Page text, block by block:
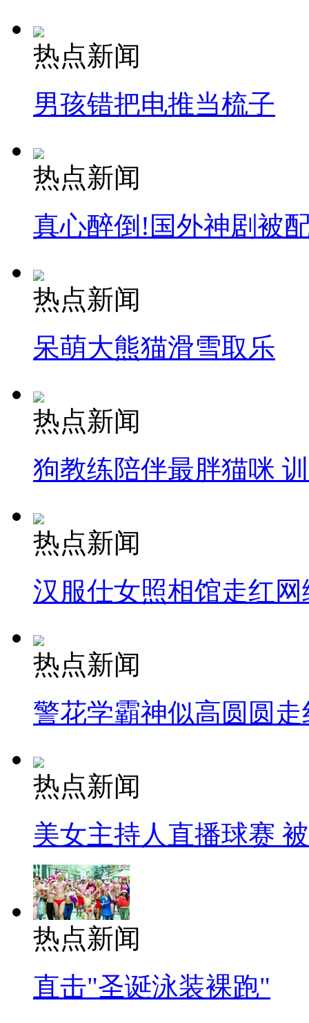
热点新闻
男孩错把电推当梳子
热点新闻
真心醉倒!国外神剧被
热点新闻
呆萌大熊猫滑雪取乐
热点新闻
狗教练陪伴最胖猫咪
热点新闻
汉服仕女照相馆走红网
热点新闻
警花学霸神似高圆圆走
热点新闻
美女主持人直播球赛
热点新闻
直击"圣诞泳装裸跑"